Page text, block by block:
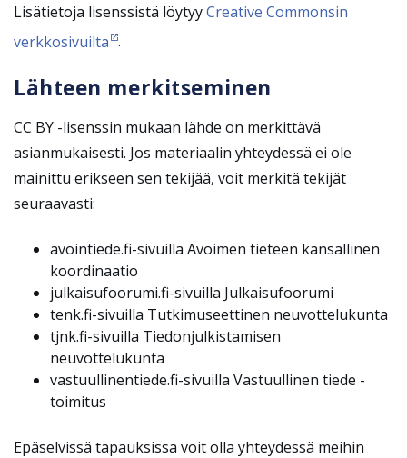
Lisätietoja lisenssistä löytyyCreative Commonsin
verkkosivuilta .
Lähteen merkitseminen
CC BY -lisenssin mukaan lähde on merkittävä
asianmukaisesti. Jos materiaalin yhteydessä ei ole
mainittu erikseen sen tekijää, voit merkitä tekijät
seuraavasti:
avointiede.fi-sivuilla Avoimen tieteen kansallinen
koordinaatio
julkaisufoorumi.fi-sivuilla Julkaisufoorumi
tenk.fi-sivuilla Tutkimuseettinen neuvottelukunta
tjnk.fi-sivuilla Tiedonjulkistamisen
neuvottelukunta
vastuullinentiede.fi-sivuilla Vastuullinen tiede -
toimitus
Epäselvissä tapauksissa voit olla yhteydessä meihin